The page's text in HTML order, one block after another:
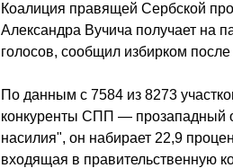
Коалиция правящей Сербской
Александра Вучича получает на
голосов, сообщил избирком
По данным с 7584 из 8273
конкуренты СПП — прозападный
насилия", он набирает 22,9
входящая в правительственную